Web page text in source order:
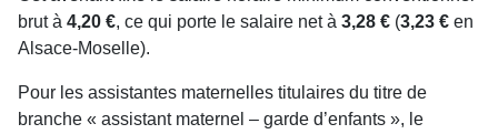
brut à 4,20 €, ce qui porte le salaire net à 3,28 € (3,23 € en
Alsace-Moselle).
Pour les assistantes maternelles titulaires du titre de
branche « assistant maternel – garde d’enfants », le